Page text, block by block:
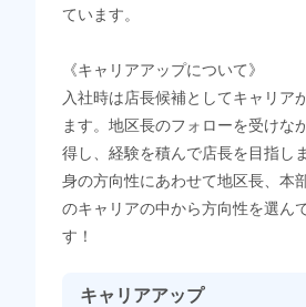
ています。
《キャリアアップについて》
入社時は店長候補としてキャリア
ます。地区長のフォローを受けな
得し、経験を積んで店長を目指し
身の方向性にあわせて地区長、本
のキャリアの中から方向性を選ん
す！
キャリアアップ